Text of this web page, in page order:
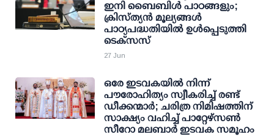
ഇനി ബൈബിൾ പാഠങ്ങളും;
ക്രിസ്ത്യൻ മൂല്യങ്ങൾ
പാഠ്യപദ്ധതിയിൽ ഉൾപ്പെടുത്തി
ടെക്സസ്
27 Jun
ഒരേ ഇടവകയിൽ നിന്ന്
പൗരോഹിത്യം സ്വീകരിച്ച് രണ്ട്
ഡീക്കന്മാർ; ചരിത്ര നിമിഷത്തിന്
സാക്ഷ്യം വഹിച്ച് പാറ്റേഴ്‌സൺ
സീറോ മലബാർ ഇടവക സമൂഹം